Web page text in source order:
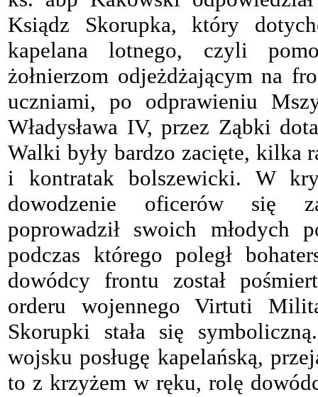
Ksiądz Skorupka, który
kapelana lotnego, czyli
żołnierzom odjeżdżającym na
uczniami, po odprawieniu
Władysława IV, przez Ząbki
Walki były bardzo zacięte, kilka
i kontratak bolszewicki. W
dowodzenie oficerów się
poprowadził swoich młodych
podczas którego poległ
dowódcy frontu został
orderu wojennego Virtuti
Skorupki stała się
wojsku posługę kapelańską,
to z krzyżem w ręku, rolę